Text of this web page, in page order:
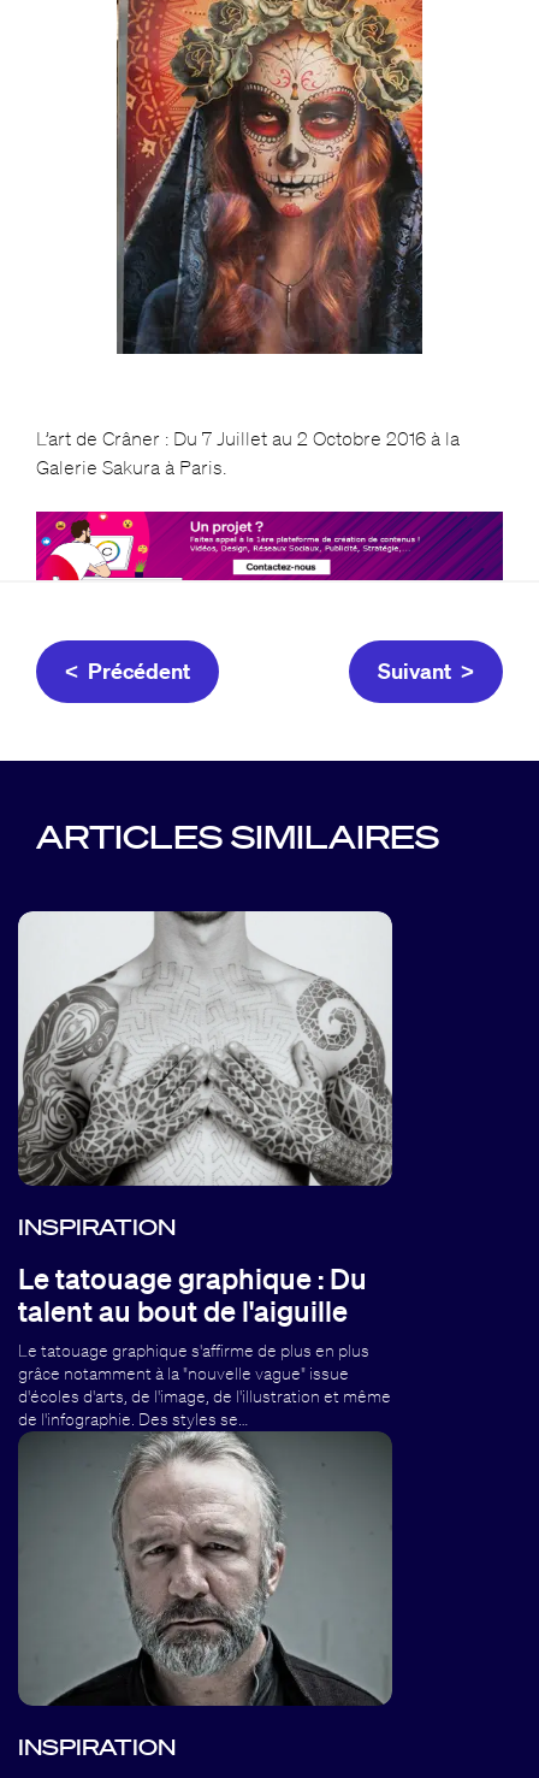
L’art de Crâner : Du 7 Juillet au 2 Octobre 2016 à la
Galerie Sakura à Paris.
< Précédent Suivant >
ARTICLES SIMILAIRES
INSPIRATION
Le tatouage graphique : Du
talent au bout de l'aiguille
Le tatouage graphique s'affirme de plus en plus
grâce notamment à la "nouvelle vague" issue
d'écoles d'arts, de l'image, de l'illustration et même
de l'infographie. Des styles se…
INSPIRATION